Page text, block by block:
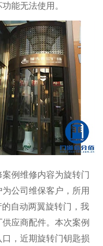
能无法使用。
例维修内容为旋转门
公司维保客户，所用
的自动两翼旋转门，我
应商配件。本次案例
，近期旋转门钥匙损